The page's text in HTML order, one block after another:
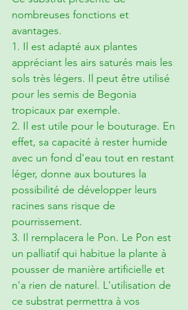
nombreuses fonctions et
avantages.
1. Il est adapté aux plantes
appréciant les airs saturés mais les
sols très légers. Il peut être utilisé
pour les semis de Begonia
tropicaux par exemple.
2. Il est utile pour le bouturage. En
effet, sa capacité à rester humide
avec un fond d'eau tout en restant
léger, donne aux boutures la
possibilité de développer leurs
racines sans risque de
pourrissement.
3. Il remplacera le Pon. Le Pon est
un palliatif qui habitue la plante à
pousser de manière artificielle et
n'a rien de naturel. L'utilisation de
ce substrat permettra à vos